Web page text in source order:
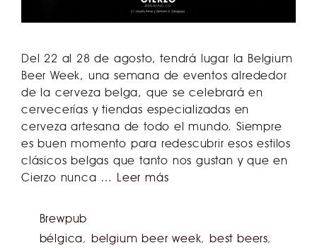
Del 22 al 28 de agosto, tendrá lugar la Belgium
Beer Week, una semana de eventos alrededor
de la cerveza belga, que se celebrará en
cervecerías y tiendas especializadas en
cerveza artesana de todo el mundo. Siempre
es buen momento para redescubrir esos estilos
clásicos belgas que tanto nos gustan y que en
Cierzo nunca … Leer más
Brewpub
bélgica, belgium beer week,best beers,